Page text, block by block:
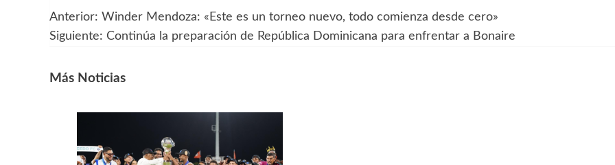
Navegación
entradas
Anterior: Winder Mendoza: «Este es un torneo nuevo, todo comienza desde cero»
Siguiente: Continúa la preparación de República Dominicana para enfrentar a Bonaire
Más Noticias